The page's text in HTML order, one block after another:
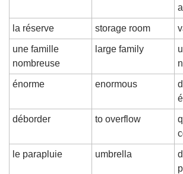
la réserve storage room
une famille
nombreuse
large family
énorme enormous
déborder to overflow
le parapluie umbrella